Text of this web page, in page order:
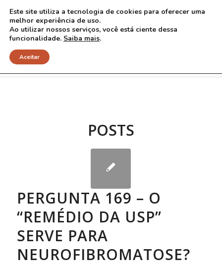
Arquivo para Tag: malígnas
POSTS
PERGUNTA 169 – O
“REMÉDIO DA USP”
SERVE PARA
NEUROFIBROMATOSE?
Este site utiliza a tecnologia de cookies para oferecer uma
melhor experiência de uso.
Ao utilizar nossos serviços, você está ciente dessa
funcionalidade. Saiba mais.
Aceitar